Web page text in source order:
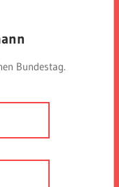
Bundestag.